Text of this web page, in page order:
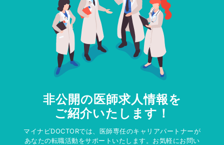
非公開の医師求人情報を
ご紹介いたします！
マイナビDOCTORでは、医師専任のキャリアパートナーが
あなたの転職活動をサポートいたします。お気軽にお問い